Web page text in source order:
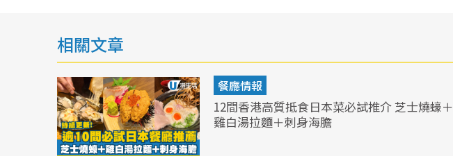
相關文章
餐廳情報
12間香港高質抵食日本菜必試推介 芝士燒蠔＋
雞白湯拉麵＋刺身海膽